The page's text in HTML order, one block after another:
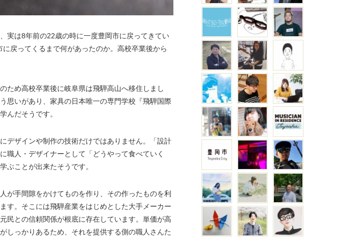
実は8年前の22歳の時に一度豊岡市に戻ってきてい
戻ってくるまで何があったのか。高校卒業後から
ため高校卒業後に岐阜県は飛騨高山へ移住しまし
思いがあり、家具の日本唯一の専門学校『飛騨国際
んだそうです。
デザインや制作の技術だけではありません。「設計
人・デザイナーとして「どうやって食べていく
ぶことが出来たそうです。
が手間隙をかけてものを作り、その作ったものを利
す。そこには飛騨産業をはじめとした大手メーカー
民との信頼関係が根底に存在しています。単価が高
しっかりあるため、それを提供する側の職人さんた